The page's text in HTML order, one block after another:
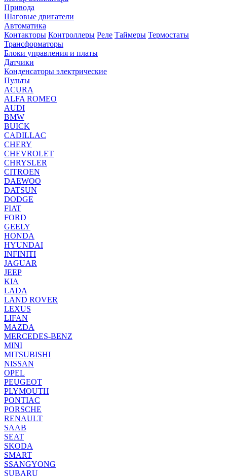
Привода
Шаговые двигатели
Автоматика
Контакторы Контроллеры Реле Таймеры Термостаты
Трансформаторы
Блоки управления и платы
Датчики
Конденсаторы электрические
Пульты
ACURA
ALFA ROMEO
AUDI
BMW
BUICK
CADILLAC
CHERY
CHEVROLET
CHRYSLER
CITROEN
DAEWOO
DATSUN
DODGE
FIAT
FORD
GEELY
HONDA
HYUNDAI
INFINITI
JAGUAR
JEEP
KIA
LADA
LAND ROVER
LEXUS
LIFAN
MAZDA
MERCEDES-BENZ
MINI
MITSUBISHI
NISSAN
OPEL
PEUGEOT
PLYMOUTH
PONTIAC
PORSCHE
RENAULT
SAAB
SEAT
SKODA
SMART
SSANGYONG
SUBARU